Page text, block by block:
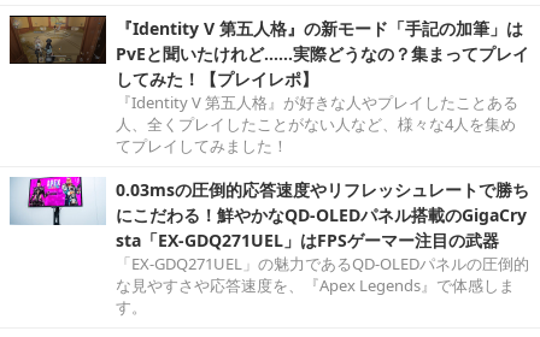
『Identity V 第五人格』の新モード「手記の加筆」は
PvEと聞いたけれど……実際どうなの？集まってプレイ
してみた！【プレイレポ】
『Identity V 第五人格』が好きな人やプレイしたことある
人、全くプレイしたことがない人など、様々な4人を集め
てプレイしてみました！
0.03msの圧倒的応答速度やリフレッシュレートで勝ち
にこだわる！鮮やかなQD-OLEDパネル搭載のGigaCry
sta「EX-GDQ271UEL」はFPSゲーマー注目の武器
「EX-GDQ271UEL」の魅力であるQD-OLEDパネルの圧倒的
な見やすさや応答速度を、『Apex Legends』で体感しま
す。